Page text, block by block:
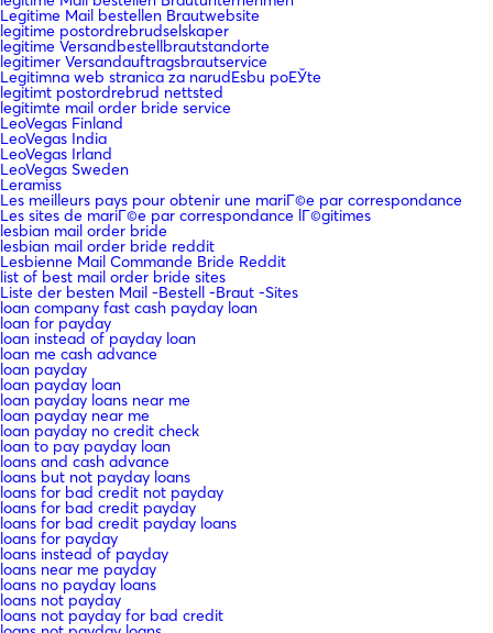
Legitime Mail bestellen Brautwebsite
legitime postordrebrudselskaper
legitime Versandbestellbrautstandorte
legitimer Versandauftragsbrautservice
Legitimna web stranica za narudЕѕbu poЕЎte
legitimt postordrebrud nettsted
legitimte mail order bride service
LeoVegas Finland
LeoVegas India
LeoVegas Irland
LeoVegas Sweden
Leramiss
Les meilleurs pays pour obtenir une mariГ©e par correspondance
Les sites de mariГ©e par correspondance lГ©gitimes
lesbian mail order bride
lesbian mail order bride reddit
Lesbienne Mail Commande Bride Reddit
list of best mail order bride sites
Liste der besten Mail -Bestell -Braut -Sites
loan company fast cash payday loan
loan for payday
loan instead of payday loan
loan me cash advance
loan payday
loan payday loan
loan payday loans near me
loan payday near me
loan payday no credit check
loan to pay payday loan
loans and cash advance
loans but not payday loans
loans for bad credit not payday
loans for bad credit payday
loans for bad credit payday loans
loans for payday
loans instead of payday
loans near me payday
loans no payday loans
loans not payday
loans not payday for bad credit